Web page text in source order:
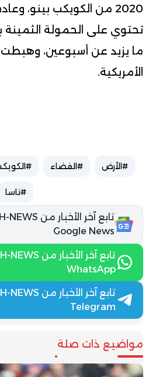
2020 من الكويكب بينو،
تحتوي على الحمولة الثمينة
ما يزيد عن أسبوعين،
الأمريكية.
#الأرض #الفضاء
#ناسا
Google News
WhatsApp
Telegram
مواضيع ذات صلة